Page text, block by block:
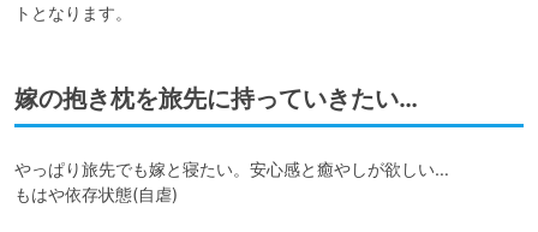
トとなります。
嫁の抱き枕を旅先に持っていきたい…
やっぱり旅先でも嫁と寝たい。安心感と癒やしが欲しい…
もはや依存状態(自虐)